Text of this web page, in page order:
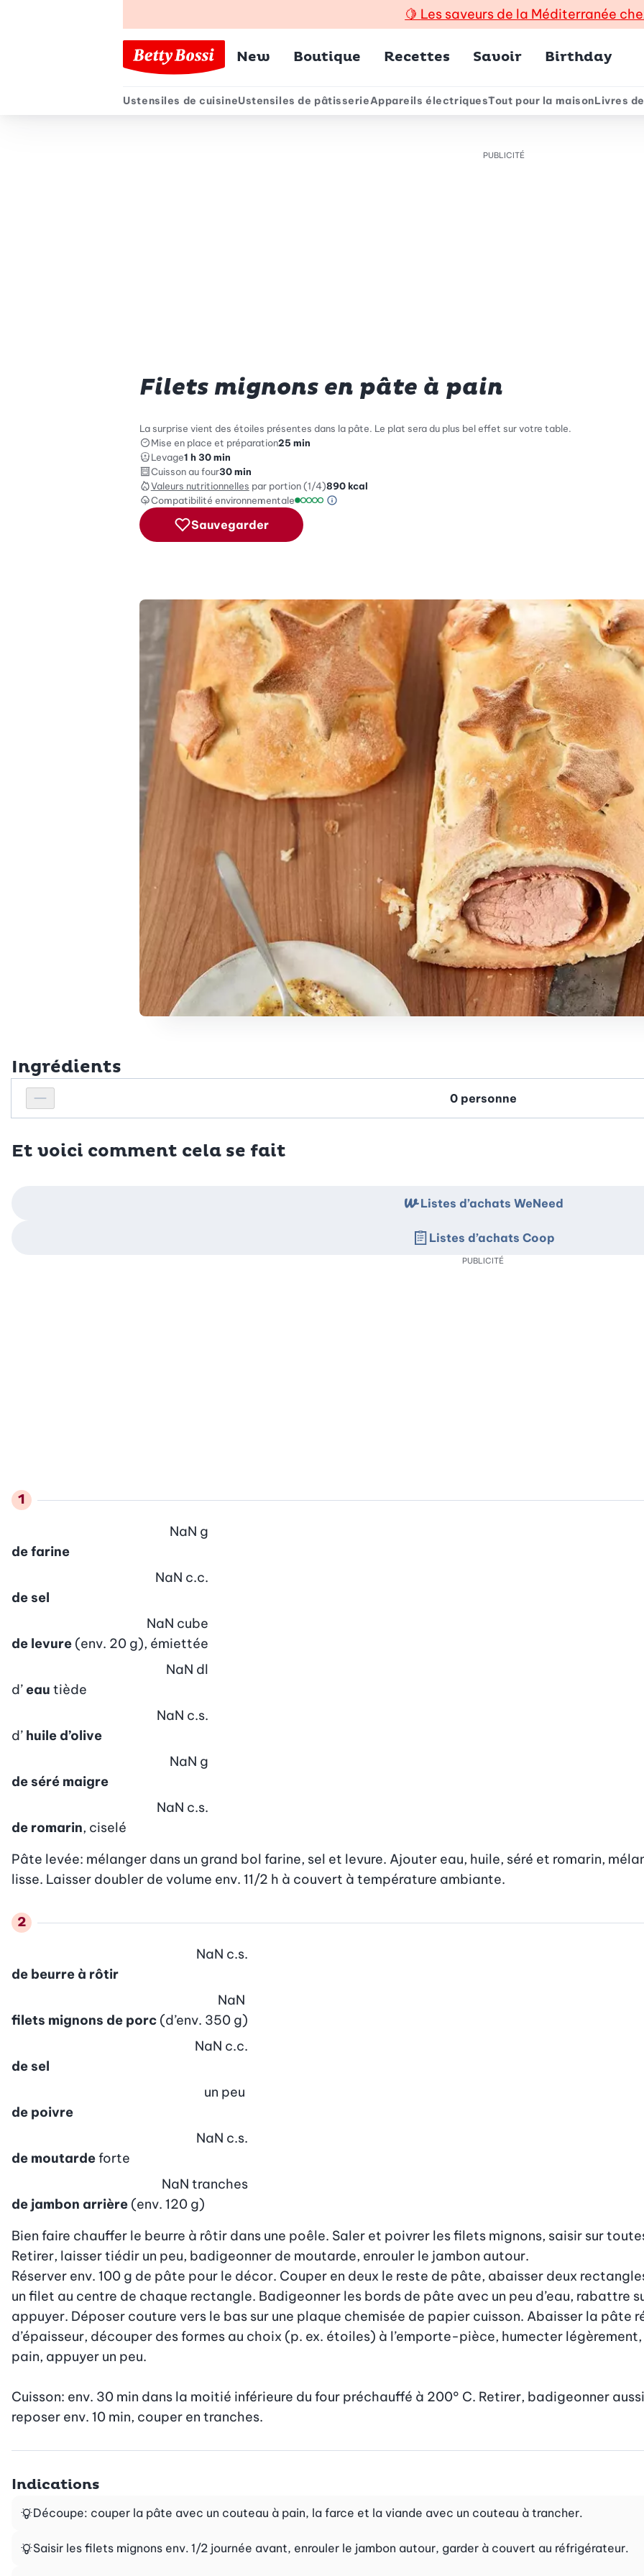
🍋 Les saveurs de la Méditerranée
Menu principal
New Boutique Recettes Savoir Birthday
Menu secondaire
Ustensiles de cuisineUstensiles de pâtisserieAppareils électriquesTout pour la maisonLivres
PUBLICITÉ
Filets mignons en pâte à pain
La surprise vient des étoiles présentes dans la pâte. Le plat sera du plus bel effet sur votre table.
Mise en place et préparation25 min
Levage1 h 30 min
Cuisson au four30 min
Valeurs nutritionnelles par portion (1/4)890 kcal
Compatibilité environnementale
Échelle de compatibilité environnementale: 1 sur 5
Information sur l’échelle Green Betty
Sauvegarder
Ingrédients
Réduire le nombre de personnes
Personnes
Et voici comment cela se fait
de farine
NaN g
de sel
NaN c.c.
de levure (env. 20 g), émiettée
NaN cube
d’ eau tiède
NaN dl
d’ huile d’olive
NaN c.s.
de séré maigre
NaN g
de romarin, ciselé
NaN c.s.
Pâte levée: mélanger dans un grand bol farine, sel et levure. Ajouter eau, huile, séré et romarin,
lisse. Laisser doubler de volume env. 11/2 h à couvert à température ambiante.
de beurre à rôtir
NaN c.s.
filets mignons de porc (d’env. 350 g)
NaN
de sel
NaN c.c.
de poivre
un peu
de moutardeforte
NaN c.s.
de jambon arrière (env. 120 g)
NaN tranches
Bien faire chauffer le beurre à rôtir dans une poêle. Saler et poivrer les filets mignons, saisir sur
Retirer, laisser tiédir un peu, badigeonner de moutarde, enrouler le jambon autour.
Réserver env. 100 g de pâte pour le décor. Couper en deux le reste de pâte, abaisser deux
un filet au centre de chaque rectangle. Badigeonner les bords de pâte avec un peu d’eau, rabattre
appuyer. Déposer couture vers le bas sur une plaque chemisée de papier cuisson. Abaisser la pâte
d’épaisseur, découper des formes au choix (p. ex. étoiles) à l’emporte-pièce, humecter
pain, appuyer un peu.
Cuisson: env. 30 min dans la moitié inférieure du four préchauffé à 200° C. Retirer, badigeonner
reposer env. 10 min, couper en tranches.
Listes d’achats WeNeed
Listes d’achats Coop
PUBLICITÉ
Indications
Découpe: couper la pâte avec un couteau à pain, la farce et la viande avec un couteau à trancher.
Saisir les filets mignons env. 1/2 journée avant, enrouler le jambon autour, garder à couvert au réfrigérateur.